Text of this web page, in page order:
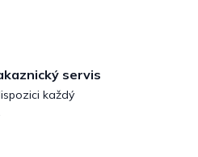
servis
každý